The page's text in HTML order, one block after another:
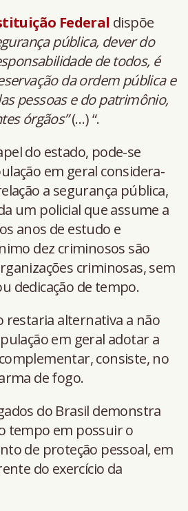
Federal dispõe
pública, dever do
de todos, é
da ordem pública e
pessoas e do patrimônio,
órgãos”(…) “.
do estado, pode-se
em geral considera-
a segurança pública,
um policial que assume a
anos de estudo e
dez criminosos são
criminosas, sem
dedicação de tempo.
restaria alternativa a não
em geral adotar a
consiste, no
de fogo.
do Brasil demonstra
tempo em possuir o
de proteção pessoal, em
do exercício da